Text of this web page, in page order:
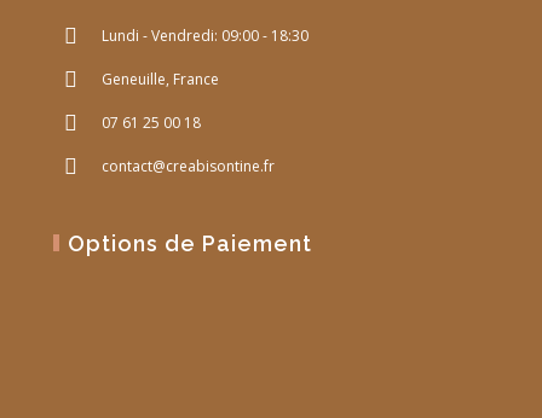
Lundi - Vendredi: 09:00 - 18:30
Geneuille, France
07 61 25 00 18
contact@creabisontine.fr
Options de Paiement